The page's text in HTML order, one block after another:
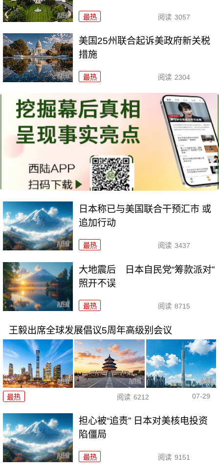
最热 阅读 3057
美国25州联合起诉美政府新关税
措施
最热 阅读 2304
日本称已与美国联合干预汇市 或
追加行动
最热 阅读 3437
大地震后 日本自民党“筹款派对”
照开不误
最热 阅读 8715
王毅出席全球发展倡议5周年高级别会议
最热 阅读 6212 07-29
担心被“追责” 日本对美核电投资
陷僵局
最热 阅读 9151